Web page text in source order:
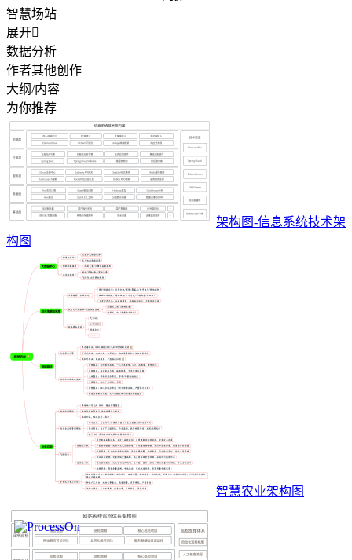
智慧场站
展开
数据分析
作者其他创作
大纲/内容
为你推荐
架构图-信息系统技术架
构图
智慧农业架构图